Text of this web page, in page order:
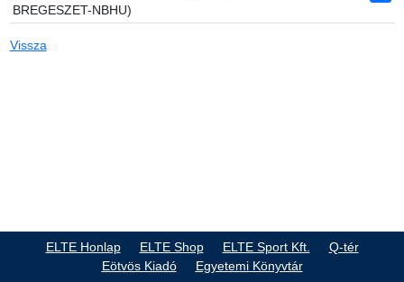
BREGESZET-NBHU)
Vissza
ELTE Honlap ELTE Shop ELTE Sport Kft.
Q-tér
Eötvös Kiadó
Egyetemi Könyvtár